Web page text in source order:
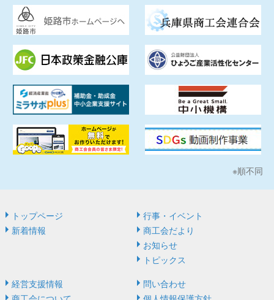
※順不同
トップページ
新着情報
行事・イベント
商工会だより
お知らせ
トピックス
経営⽀援情報
問い合わせ